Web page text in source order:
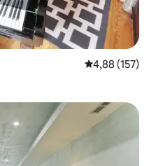
Prosječna
4,88 (157)